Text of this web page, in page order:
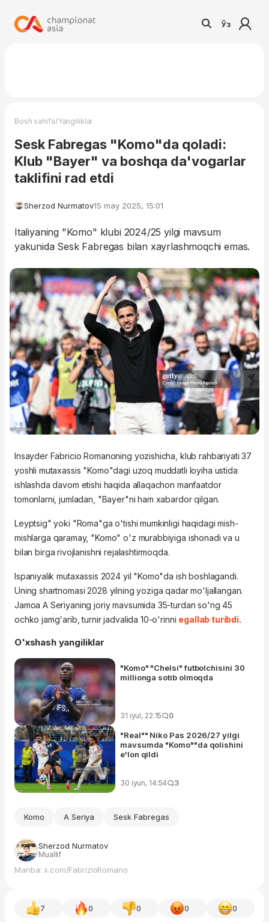
Ўз
Bosh sahifa/Yangiliklar
Sesk Fabregas "Komo"da qoladi:
Klub "Bayer" va boshqa da'vogarlar
taklifini rad etdi
Sherzod Nurmatov15 may 2025, 15:01
Italiyaning "Komo" klubi 2024/25 yilgi mavsum
yakunida Sesk Fabregas bilan xayrlashmoqchi emas.
Insayder Fabricio Romanoning yozishicha, klub rahbariyati 37
yoshli mutaxassis "Komo"dagi uzoq muddatli loyiha ustida
ishlashda davom etishi haqida allaqachon manfaatdor
tomonlarni, jumladan, "Bayer"ni ham xabardor qilgan.
Leyptsig" yoki "Roma"ga o'tishi mumkinligi haqidagi mish-
mishlarga qaramay, "Komo" o'z murabbiyiga ishonadi va u
bilan birga rivojlanishni rejalashtirmoqda.
Ispaniyalik mutaxassis 2024 yil "Komo"da ish boshlagandi.
Uning shartnomasi 2028 yilning yoziga qadar mo'ljallangan.
Jamoa A Seriyaning joriy mavsumida 35-turdan so'ng 45
ochko jamg'arib, turnir jadvalida 10-o'rinni egallab turibdi.
O'xshash yangiliklar
"Komo" "Chelsi" futbolchisini 30
millionga sotib olmoqda
31 iyul, 22:15 0
"Real"" Niko Pas 2026/27 yilgi
mavsumda "Komo""da qolishini
e'lon qildi
30 iyun, 14:54 3
Komo A Seriya Sesk Fabregas
Sherzod Nurmatov
Muallif
Manba: x.com/FabrizioRomano
7 0 0 0 0